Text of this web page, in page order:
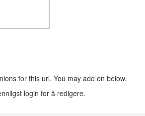
for this url. You may add on below.
login for å redigere.